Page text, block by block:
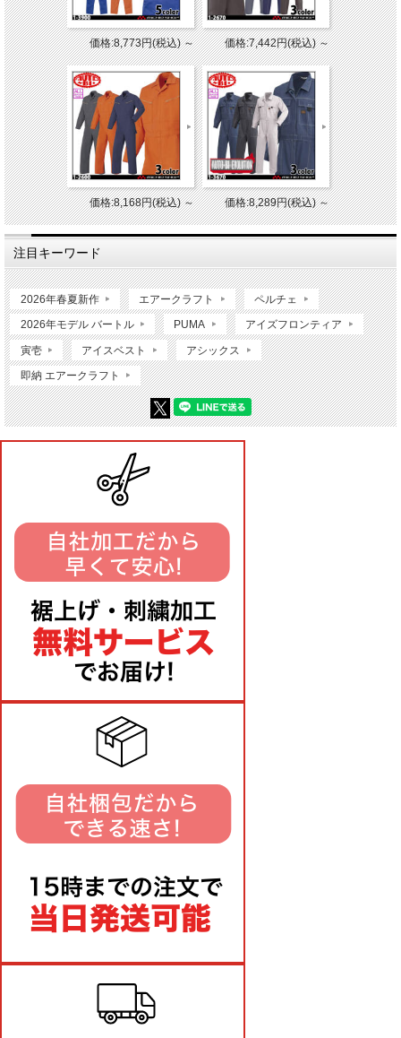
価格:8,773円(税込)～ 価格:7,442円(税込)～
価格:8,168円(税込)～ 価格:8,289円(税込)～
注目キーワード
2026年春夏新作 エアークラフト ペルチェ
2026年モデル バートル PUMA アイズフロンティア
寅壱 アイスベスト アシックス
即納 エアークラフト